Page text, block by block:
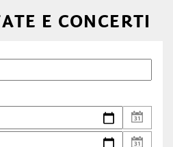
E CONCERTI